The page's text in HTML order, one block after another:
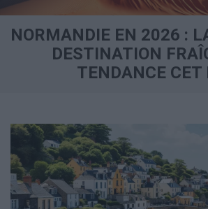
NORMANDIE EN 2026 :
DESTINATION
TENDANCE CET